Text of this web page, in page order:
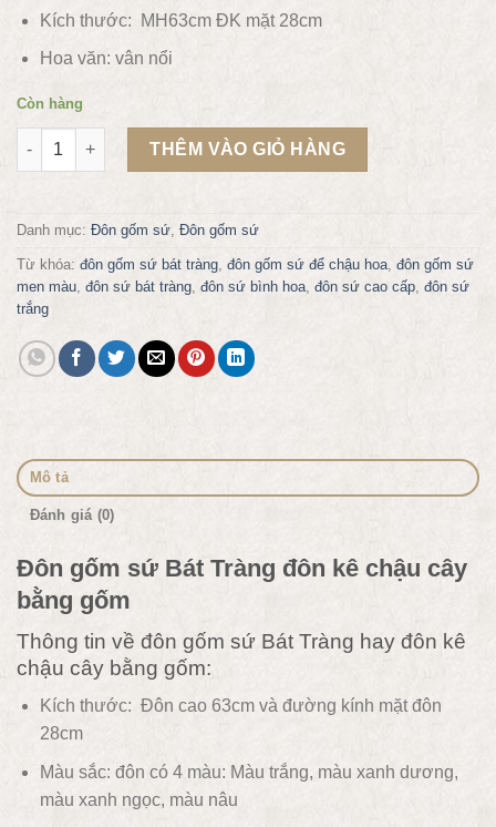
Kích thước: MH63cm ĐK mặt 28cm
Hoa văn: vân nổi
Còn hàng
Đôn gốm sứ bát tràng MH63 - Đồng số lượng
THÊM VÀO GIỎ HÀNG
Danh mục: Đôn gốm sứ Đôn gốm sứ
Từ khóa: đôn gốm sứ bát tràng đôn gốm sứ để chậu hoa đôn gốm sứ
men màu đôn sứ bát tràng đôn sứ bình hoa đôn sứ cao cấp đôn sứ
trắng
Mô tả
Đánh giá (0)
Đôn gốm sứ Bát Tràng đôn kê chậu cây
bằng gốm
Thông tin về đôn gốm sứ Bát Tràng hay đôn kê
chậu cây bằng gốm:
Kích thước: Đôn cao 63cm và đường kính mặt đôn
28cm
Màu sắc: đôn có 4 màu: Màu trắng, màu xanh dương,
màu xanh ngọc, màu nâu